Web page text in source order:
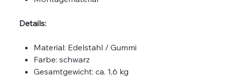
Details:
Material: Edelstahl / Gummi
Farbe: schwarz
Gesamtgewicht: ca. 1,6 kg